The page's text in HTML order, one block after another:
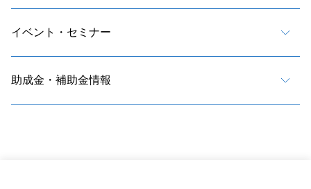
イベント・セミナー
助成金・補助金情報